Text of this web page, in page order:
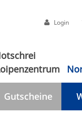
Login
Gutscheine